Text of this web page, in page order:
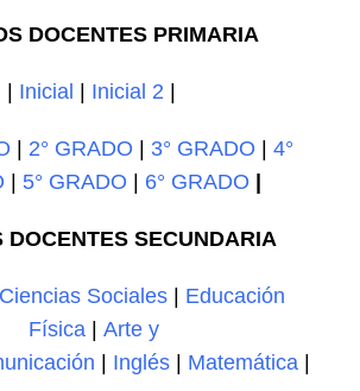
DOCENTES PRIMARIA
Inicial Inicial 2
2° GRADO 3° GRADO
4°
5° GRADO 6° GRADO
DOCENTES SECUNDARIA
Ciencias Sociales
Educación
Física
Arte y
Inglés| Matemática|